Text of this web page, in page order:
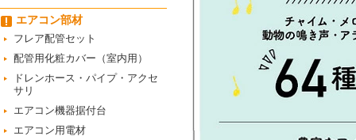
エアコン部材
フレア配管セット
配管用化粧カバー（室内用）
ドレンホース・パイプ・アクセ
サリ
エアコン機器据付台
エアコン用電材